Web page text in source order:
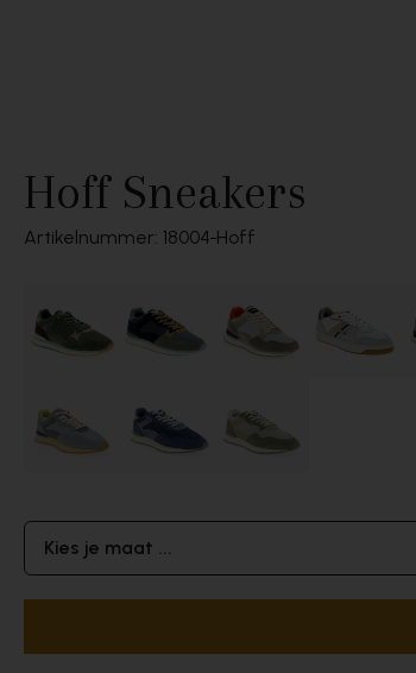
Hoff Sneakers
Artikelnummer: 18004 Hoff
Kies je maat ...